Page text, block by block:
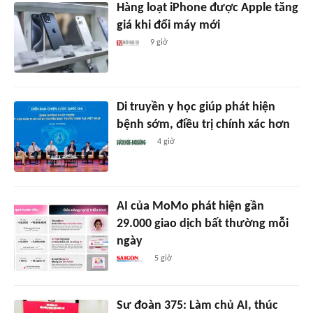
Hàng loạt iPhone được Apple tăng
giá khi đổi máy mới
9 giờ
Di truyền y học giúp phát hiện
bệnh sớm, điều trị chính xác hơn
4 giờ
AI của MoMo phát hiện gần
29.000 giao dịch bất thường mỗi
ngày
5 giờ
Sư đoàn 375: Làm chủ AI, thúc